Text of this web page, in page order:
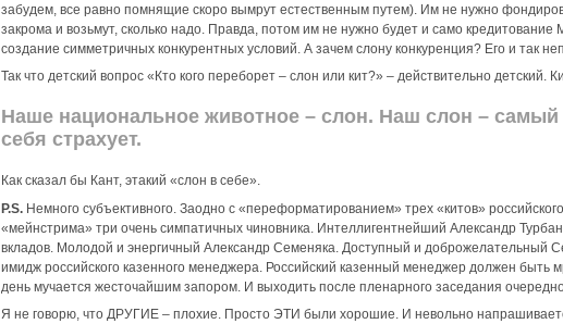
забудем, все равно помнящие скоро вымрут естественным путем). Им не нужно
закрома и возьмут, сколько надо. Правда, потом им не нужно будет и само
создание симметричных конкурентных условий. А зачем слону конкуренция? Его и так
Так что детский вопрос «Кто кого переборет – слон или кит?» – действительно детский.
Наше национальное животное – слон. Наш слон –
себя страхует.
Как сказал бы Кант, этакий «слон в себе».
P.S. Немного субъективного. Заодно с «переформатированием» трех «китов»
«мейнстрима» три очень симпатичных чиновника. Интеллигентнейший Александр
вкладов. Молодой и энергичный Александр Семеняка. Доступный и доброжелательный
имидж российского казенного менеджера. Российский казенный менеджер должен быть
день мучается жесточайшим запором. И выходить после пленарного заседания
Я не говорю, что ДРУГИЕ – плохие. Просто ЭТИ были хорошие. И невольно